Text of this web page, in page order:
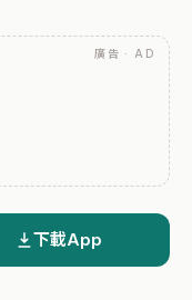
廣告 · AD
下載App